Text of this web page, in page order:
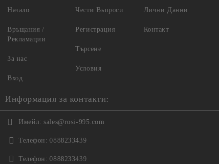
Начало
Връщания /
Рекламации
За нас
Вход
Чести Въпроси
Регистрация
Търсене
Условия
Лични Данни
Контакт
Информация за контакти:
Имейл: sales@rosi-995.com
Телефон: 0888233439
Телефон: 0888233439